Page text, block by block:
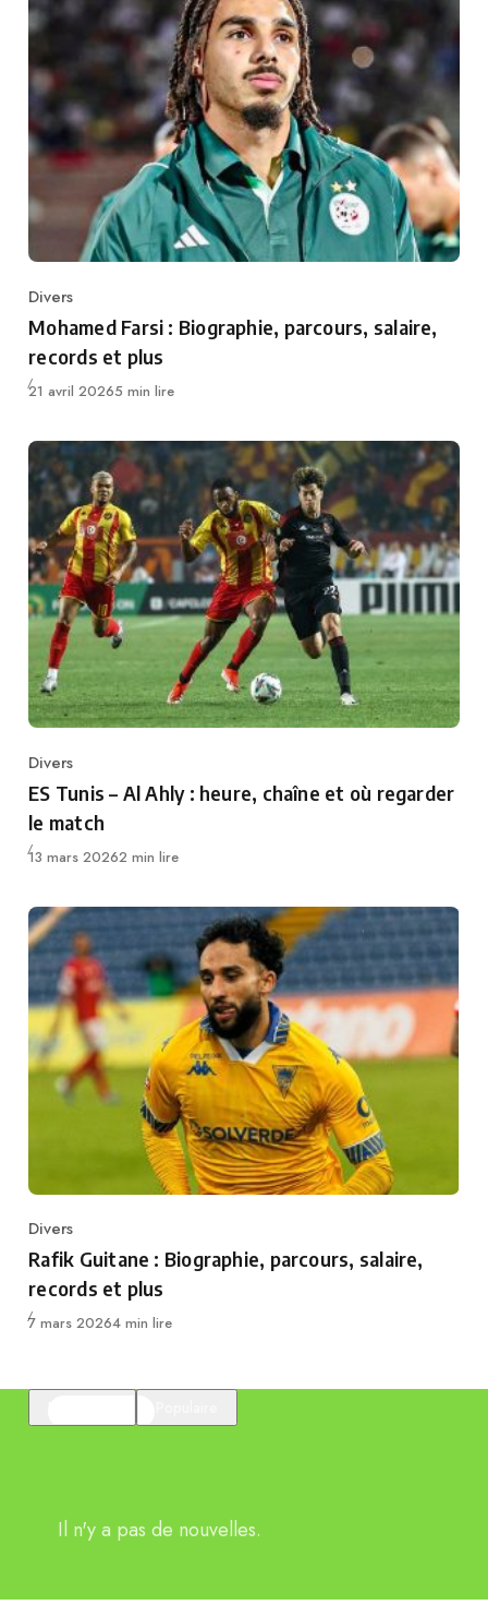
Category
Divers
Mohamed Farsi : Biographie, parcours, salaire,
records et plus
Publié
21 avril 20265 min lire
Category
Divers
ES Tunis – Al Ahly : heure, chaîne et où regarder
le match
Publié
13 mars 20262 min lire
Category
Divers
Rafik Guitane : Biographie, parcours, salaire,
records et plus
Publié
7 mars 20264 min lire
Il n'y a pas de nouvelles.